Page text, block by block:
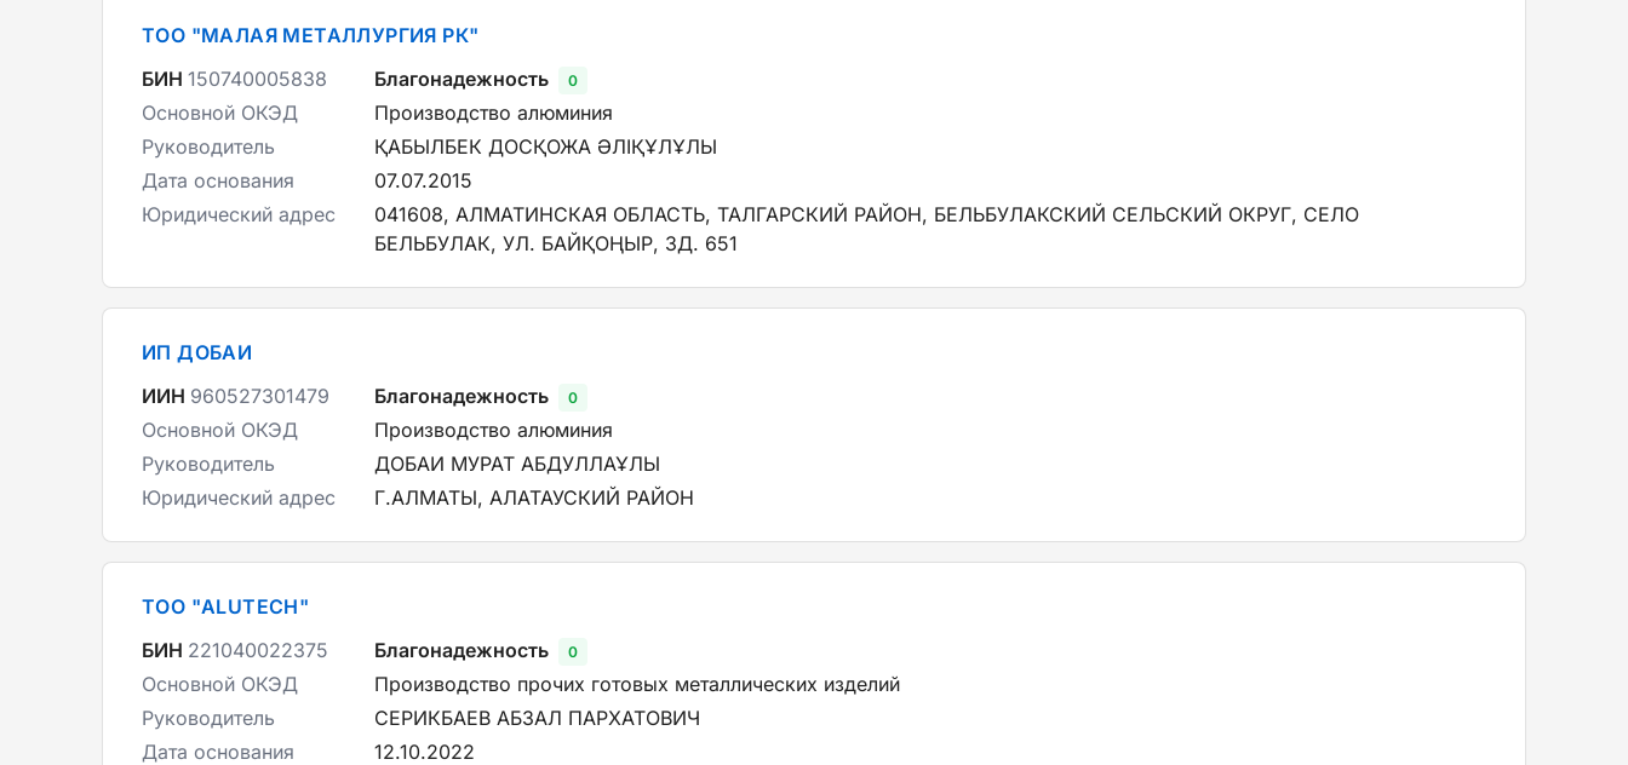
ТОО "МАЛАЯ МЕТАЛЛУРГИЯ РК"
БИН 150740005838 Благонадежность 0
Основной ОКЭД
Производство алюминия
Руководитель
ҚАБЫЛБЕК ДОСҚОЖА ӘЛІҚҰЛҰЛЫ
Дата основания
07.07.2015
Юридический адрес
041608, АЛМАТИНСКАЯ ОБЛАСТЬ, ТАЛГАРСКИЙ РАЙОН, БЕЛЬБУЛАКСКИЙ СЕЛЬСКИЙ ОКРУГ, СЕЛО
БЕЛЬБУЛАК, УЛ. БАЙҚОҢЫР, ЗД. 651
ИП ДОБАИ
ИИН 960527301479 Благонадежность 0
Основной ОКЭД
Производство алюминия
Руководитель
ДОБАИ МУРАТ АБДУЛЛАҰЛЫ
Юридический адрес
Г.АЛМАТЫ, АЛАТАУСКИЙ РАЙОН
ТОО "ALUTECH"
БИН 221040022375 Благонадежность 0
Основной ОКЭД
Производство прочих готовых металлических изделий
Руководитель
СЕРИКБАЕВ АБЗАЛ ПАРХАТОВИЧ
Дата основания
12.10.2022